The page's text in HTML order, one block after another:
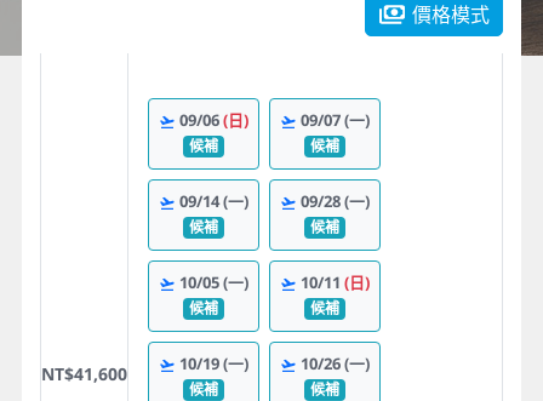
價格模式
NT$41,600
09/06(日)
候補
09/07(一)
候補
09/14(一)
候補
09/28(一)
候補
10/05(一)
候補
10/11 (日)
候補
10/19(一)
候補
10/26(一)
候補